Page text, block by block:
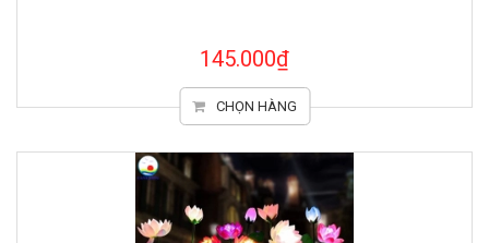
145.000₫
CHỌN HÀNG